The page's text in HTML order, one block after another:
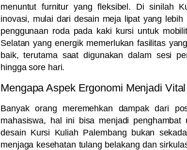
menuntut furnitur yang fleksibel. Di sinilah
inovasi, mulai dari desain meja lipat yang
penggunaan roda pada kaki kursi untuk
Selatan yang energik memerlukan fasilitas
baik, terutama saat digunakan dalam sesi
hingga sore hari.
Mengapa Aspek Ergonomi Menjadi
Banyak orang meremehkan dampak dari
mahasiswa, hal ini bisa menjadi
desain Kursi Kuliah Palembang bukan
menjaga kesehatan tulang belakang dan